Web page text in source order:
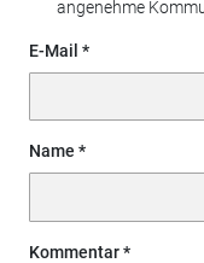
angenehme
E-Mail
Name
Kommentar